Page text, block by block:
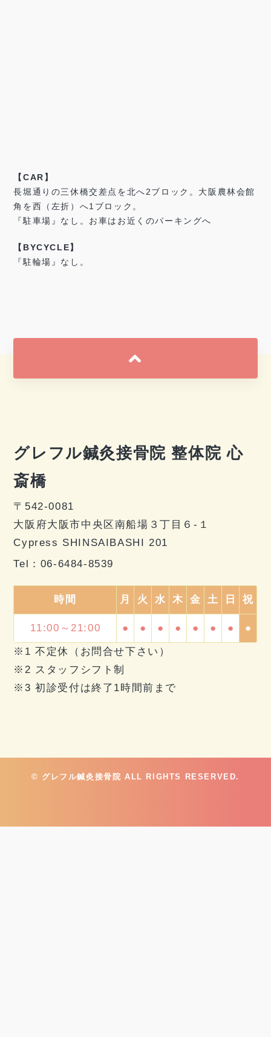
【CAR】
長堀通りの三休橋交差点を北へ2ブロック。大阪農林会館
角を西（左折）へ1ブロック。
『駐車場』なし。お車はお近くのパーキングへ
【BYCYCLE】
『駐輪場』なし。
グレフル鍼灸接骨院 整体院 心
斎橋
〒542-0081
大阪府大阪市中央区南船場３丁目６-１
Cypress SHINSAIBASHI 201
Tel： 06-6484-8539
時間 月 火 水 木 金 土 日 祝
11:00～21:00 ● ● ● ● ● ● ● ●
※1 不定休（お問合せ下さい）
※2 スタッフシフト制
※3 初診受付は終了1時間前まで
© グレフル鍼灸接骨院 ALL RIGHTS RESERVED.